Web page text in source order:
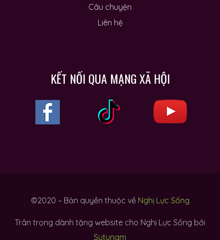
Câu chuyện
Liên hệ
KẾT NỐI QUA MẠNG XÃ HỘI
©2020 – Bản quyền thuộc về Nghị Lực Sống
Trân trọng dành tặng website cho Nghị Lực Sống bởi
Sutunam